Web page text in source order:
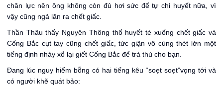
chân lực nên ông không còn đủ hơi sức để tự chỉ huyết nữa, vì
vậy cũng ngả lăn ra chết giấc.
Thần Thâu thấy Nguyên Thông thổ huyết té xuống chết giấc và
Cống Bắc cụt tay cũng chết giấc, tức giận vô cùng thét lớn một
tiếng định nhảy xổ lại giết Cống Bắc để trả thù cho bạn.
Đang lúc nguy hiểm bỗng có hai tiếng kêu “soẹt soẹt”vọng tới và
có người khẽ quát bảo: